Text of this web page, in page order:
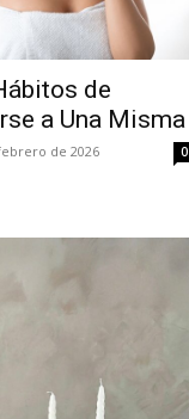
de
a Una Misma
de 2026 0